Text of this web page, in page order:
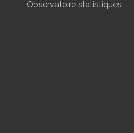
Observatoire statistiques